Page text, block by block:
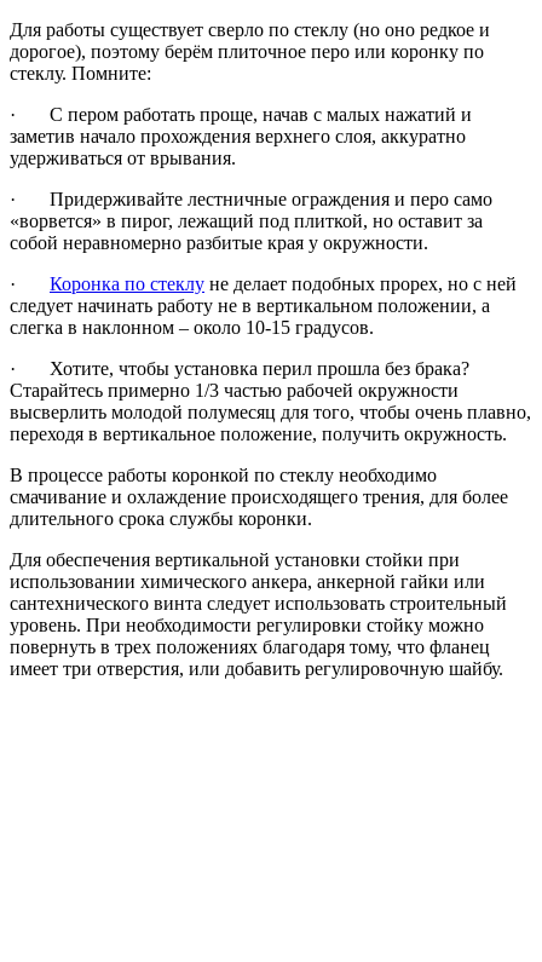
Для работы существует сверло по стеклу (но оно редкое и
дорогое), поэтому берём плиточное перо или коронку по
стеклу. Помните:
· С пером работать проще, начав с малых нажатий и
заметив начало прохождения верхнего слоя, аккуратно
удерживаться от врывания.
· Придерживайте лестничные ограждения и перо само
«ворвется» в пирог, лежащий под плиткой, но оставит за
собой неравномерно разбитые края у окружности.
· Коронка по стеклу не делает подобных прорех, но с ней
следует начинать работу не в вертикальном положении, а
слегка в наклонном – около 10-15 градусов.
· Хотите, чтобы установка перил прошла без брака?
Старайтесь примерно 1/3 частью рабочей окружности
высверлить молодой полумесяц для того, чтобы очень плавно,
переходя в вертикальное положение, получить окружность.
В процессе работы коронкой по стеклу необходимо
смачивание и охлаждение происходящего трения, для более
длительного срока службы коронки.
Для обеспечения вертикальной установки стойки при
использовании химического анкера, анкерной гайки или
сантехнического винта следует использовать строительный
уровень. При необходимости регулировки стойку можно
повернуть в трех положениях благодаря тому, что фланец
имеет три отверстия, или добавить регулировочную шайбу.